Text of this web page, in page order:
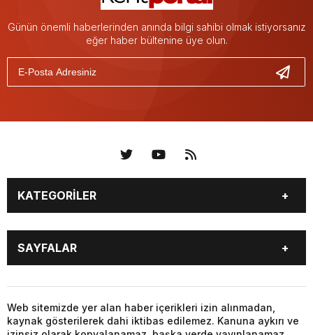
Günün önemli haberlerinden anında bilgi sahibi olmak istiyorsanız
eğer haber bültenine üye olun.
KATEGORİLER
KÜNYE BİZE ULAŞIN
SAYFALAR
Web sitemizde yer alan haber içerikleri izin alınmadan,
kaynak gösterilerek dahi iktibas edilemez. Kanuna aykırı ve